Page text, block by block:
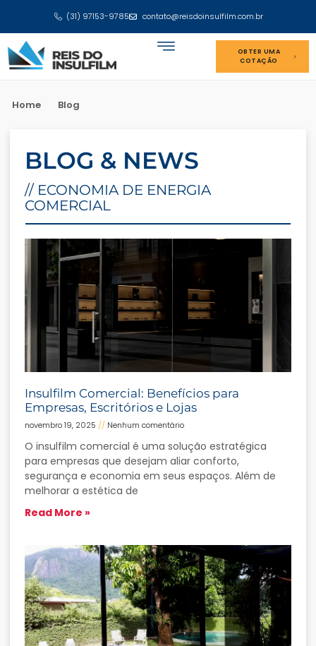
(31) 97153-9785 contato@reisdoinsulfilm.com.br
OBTER UMA
COTAÇÃO
Home Blog
BLOG & NEWS
// ECONOMIA DE ENERGIA
COMERCIAL
Insulfilm Comercial: Benefícios para
Empresas, Escritórios e Lojas
novembro 19, 2025 Nenhum comentário
O insulfilm comercial é uma solução estratégica
para empresas que desejam aliar conforto,
segurança e economia em seus espaços. Além de
melhorar a estética de
Read More »